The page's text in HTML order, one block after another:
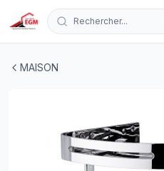
Rechercher...
MAISON